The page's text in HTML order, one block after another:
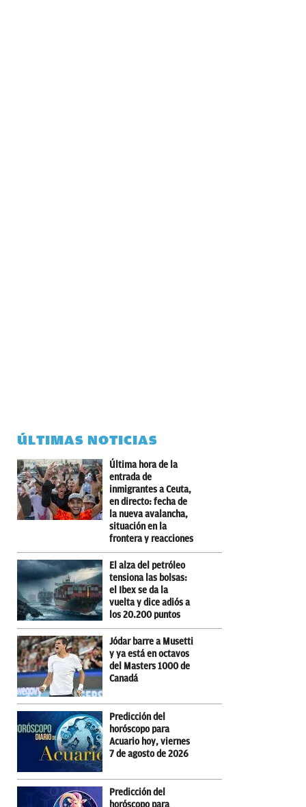
ÚLTIMAS NOTICIAS
Última hora de la
entrada de
inmigrantes a Ceuta,
en directo: fecha de
la nueva avalancha,
situación en la
frontera y reacciones
El alza del petróleo
tensiona las bolsas:
el Ibex se da la
vuelta y dice adiós a
los 20.200 puntos
Jódar barre a Musetti
y ya está en octavos
del Masters 1000 de
Canadá
Predicción del
horóscopo para
Acuario hoy, viernes
7 de agosto de 2026
Predicción del
horóscopo para